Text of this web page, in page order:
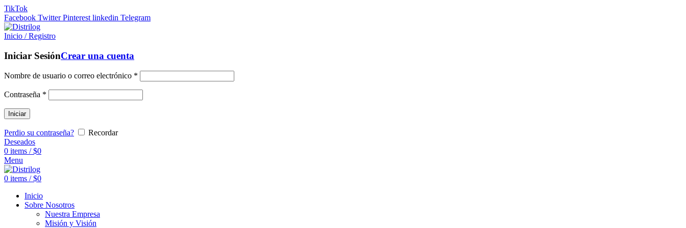
TikTok
Facebook Twitter Pinterest linkedin Telegram
Inicio / Registro
Iniciar SesiónCrear una cuenta
Nombre de usuario o correo electrónico *
Contraseña *
Iniciar
Perdio su contraseña?
Recordar
Deseados
0 items / $0
Menu
0 items / $0
Inicio
Sobre Nosotros
Nuestra Empresa
Misión y Visión